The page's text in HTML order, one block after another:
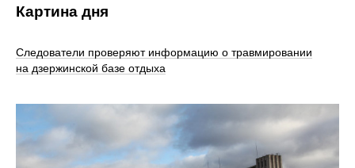
Картина дня
Следователи проверяют информацию о травмировании
на дзержинской базе отдыха